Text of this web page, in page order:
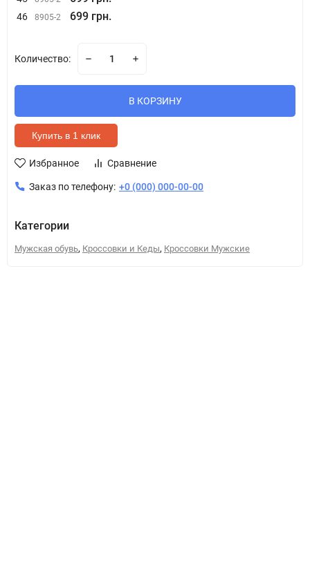
46 8905-2 699 грн.
Количество:
В КОРЗИНУ
Купить в 1 клик
Избранное Сравнение
Заказ по телефону: +0 (000) 000-00-00
Категории
Мужская обувь, Кроссовки и Кеды, Кроссовки Мужские